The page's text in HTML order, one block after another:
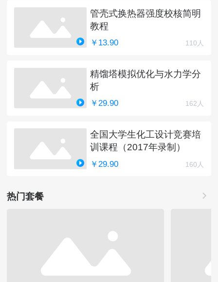
管壳式换热器强度校核简明
教程
￥13.90 110人
精馏塔模拟优化与水力学分
析
￥29.90 162人
全国大学生化工设计竞赛培
训课程（2017年录制）
￥29.90 160人
热门套餐